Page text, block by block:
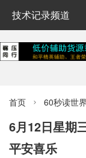
技术记录频道
首页  60秒读世界
6月12日星期
平安喜乐